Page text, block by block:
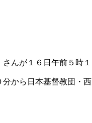
んが１６日午前５時
から日本基督教団・